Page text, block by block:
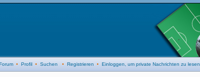
• Profil • Suchen • Registrieren • Einloggen, um private Nachrichten zu lesen